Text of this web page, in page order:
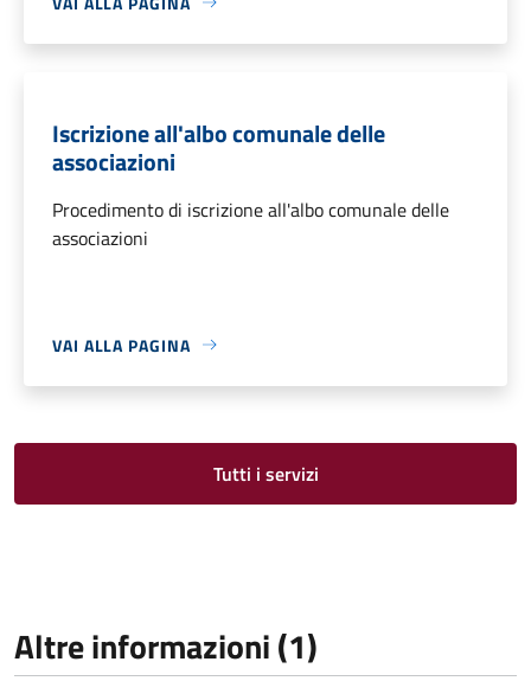
Iscrizione all'albo comunale delle
associazioni
Procedimento di iscrizione all'albo comunale delle
associazioni
VAI ALLA PAGINA
Tutti i servizi
Altre informazioni (1)